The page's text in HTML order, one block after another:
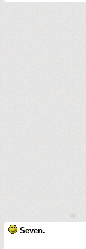
Seven.